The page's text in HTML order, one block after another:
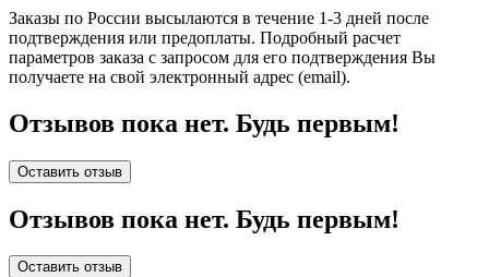
Заказы по России высылаются в течение 1-3 дней после
подтверждения или предоплаты. Подробный расчет
параметров заказа с запросом для его подтверждения Вы
получаете на свой электронный адрес (email).
Отзывов пока нет. Будь первым!
Оставить отзыв
Отзывов пока нет. Будь первым!
Оставить отзыв